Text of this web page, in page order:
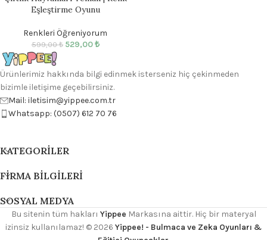
Eşleştirme Oyunu
Renkleri Öğreniyorum
599,00₺ 529,00₺
Ürünlerimiz hakkında bilgi edinmek isterseniz hiç çekinmeden
bizimle iletişime geçebilirsiniz.
Mail: iletisim@yippee.com.tr
Whatsapp: (0507) 612 70 76
KATEGORILER
FIRMA BILGILERI
SOSYAL MEDYA
Bu sitenin tüm hakları Yippee Markasına aittir. Hiç bir materyal
izinsiz kullanılamaz! © 2026 Yippee! - Bulmaca ve Zeka Oyunları &